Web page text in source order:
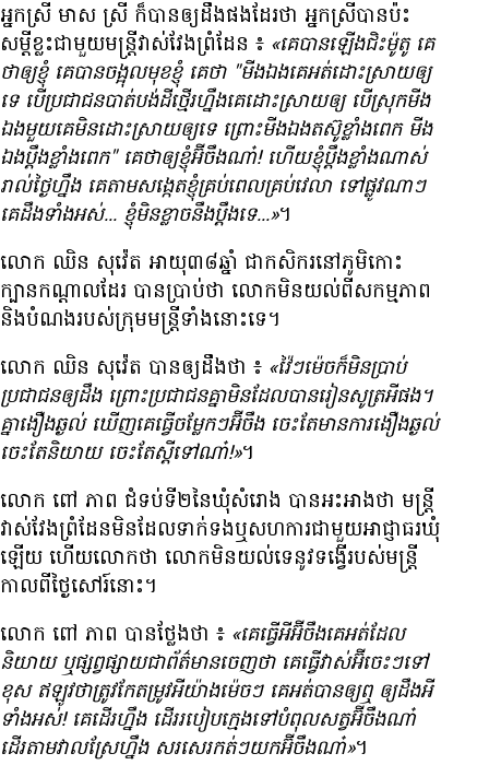
អ្នកស្រី មាស ស្រី ក៏​បាន​ឲ្យ​ដឹង​ផង​ដែរ​ថា អ្នក​ស្រី​បាន​ប៉ះ​
សម្ដី​ខ្លះ​ជាមួយ​មន្ត្រី​វាស់វែង​ព្រំដែន ៖ «គេ​បាន​ឡើង​ជិះ​ម៉ូតូ គេ​
ថា​ឲ្យ​ខ្ញុំ គេ​បាន​ចង្អុល​មុខ​ខ្ញុំ គេ​ថា "មីង​ឯង​គេ​អត់​ដោះស្រាយ​ឲ្យ​
ទេ បើ​ប្រជាជន​បាត់បង់​ដី​ថ្មើរ​ហ្នឹង​គេ​ដោះស្រាយ​ឲ្យ បើ​ស្រុក​មីង​
ឯង​មួយ​គេ​មិន​ដោះស្រាយ​ឲ្យ​ទេ ព្រោះ​មីង​ឯង​តស៊ូ​ខ្លាំង​ពេក មីង​
ឯង​ប្ដឹង​ខ្លាំង​ពេក" គេ​ថា​ឲ្យ​ខ្ញុំ​អ៊ីចឹង​ណា៎! ហើយ​ខ្ញុំ​ប្ដឹង​ខ្លាំង​ណាស់​
រាល់​ថ្ងៃ​ហ្នឹង គេ​តាម​សង្កេត​ខ្ញុំ​គ្រប់​ពេល​គ្រប់វេលា ទៅ​ផ្លូវ​ណាៗ​
គេ​ដឹង​ទាំង​អស់... ខ្ញុំ​មិន​ខ្លាច​នឹង​ប្ដឹង​ទេ...»។
លោក ឈិន សុវ៉េត អាយុ​៣៨​ឆ្នាំ ជា​កសិករ​នៅ​ភូមិ​កោះ​
ក្បាន​កណ្ដាល​ដែរ បាន​ប្រាប់​ថា លោក​មិន​យល់​ពី​សកម្មភាព​
និង​បំណង​របស់​ក្រុម​មន្ត្រី​ទាំង​នោះ​ទេ។
លោក ឈិន សុវ៉េត បាន​ឲ្យ​ដឹង​ថា ៖ «វ៉ៃៗ​ម៉េច​ក៏​មិន​ប្រាប់​
ប្រជាជន​ឲ្យ​ដឹង ព្រោះ​ប្រជាជន​គ្នា​មិន​ដែល​បាន​រៀន​សូត្រ​អី​ផង។
គ្នា​ងឿង​ឆ្ងល់ ឃើញ​គេ​ធ្វើ​ចម្លែកៗ​អ៊ីចឹង ចេះ​តែ​មាន​ការ​ងឿង​ឆ្ងល់
ចេះ​តែ​និយាយ ចេះ​តែ​ស្ដី​ទៅ​ណា៎!»។
លោក ពៅ ភាព ជំទប់​ទី​២​នៃឃុំ​សំរោង បាន​អះអាង​ថា មន្ត្រី​
វាស់វែង​ព្រំដែន​មិន​ដែល​ទាក់ទង​ឬ​សហការ​ជាមួយ​អាជ្ញាធរ​ឃុំ​
ឡើយ ហើយ​លោក​ថា លោក​មិន​យល់​ទេ​នូវ​ទង្វើ​របស់​មន្ត្រី​
កាល​ពី​ថ្ងៃ​សៅរ៍​នោះ។
លោក ពៅ ភាព បាន​ថ្លែង​ថា ៖ «គេ​ធ្វើ​អី​អ៊ីចឹង​គេ​អត់​ដែល​
និយាយ ឬ​ផ្សព្វផ្សាយ​ជា​ព័ត៌មាន​ចេញ​ថា គេ​ធ្វើ​វាស់​អ៊ីចេះៗ​ទៅ​
ខុស ឥឡូវ​ថា​ត្រូវ​កែ​តម្រូវ​អី​យ៉ាង​ម៉េចៗ គេ​អត់​បាន​ឲ្យ​ឮ ឲ្យ​ដឹង​អី​
ទាំង​អស់! គេ​ដើរ​ហ្នឹង ដើរ​របៀប​ក្មេង​ទៅ​បំពុល​សត្វ​អ៊ីចឹង​ណា៎
ដើរ​តាម​វាល​ស្រែ​ហ្នឹង សរសេរ​កត់ៗ​យក​អ៊ីចឹង​ណា៎»។